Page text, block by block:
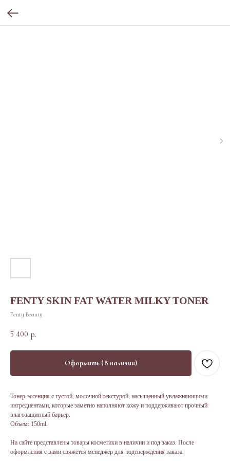
FENTY SKIN FAT WATER MILKY TONER
Fenty Beauty
5 400 р.
Оформить (В наличии)
Тонер-эссенция с густой, молочной текстурой, насыщенный увлажняющими
ингредиентами, которые заметно наполняют кожу и поддерживают прочный
влагозащитный барьер.
Объем: 150ml.
На сайте представлены товары косметики в наличии и под заказ. После
оформления с вами свяжется менеджер для подтверждения заказа.